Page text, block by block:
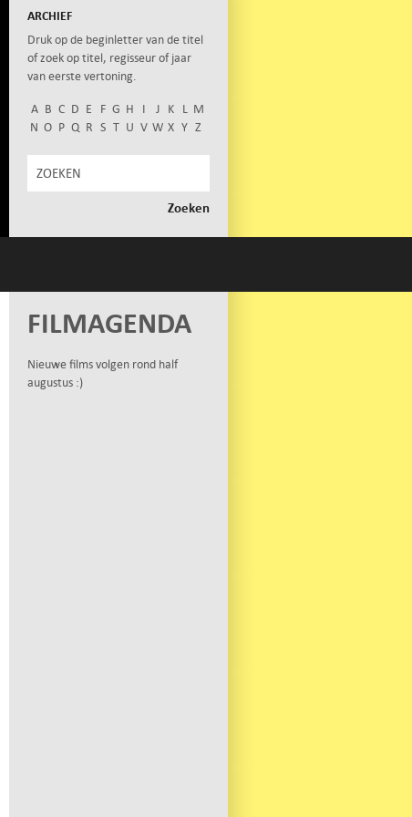
ARCHIEF
Druk op de beginletter van de titel
of zoek op titel, regisseur of jaar
van eerste vertoning.
A B C D E F G H I J K L M
N O P Q R S T U V W X Y Z
FILMAGENDA
Nieuwe films volgen rond half
augustus :)